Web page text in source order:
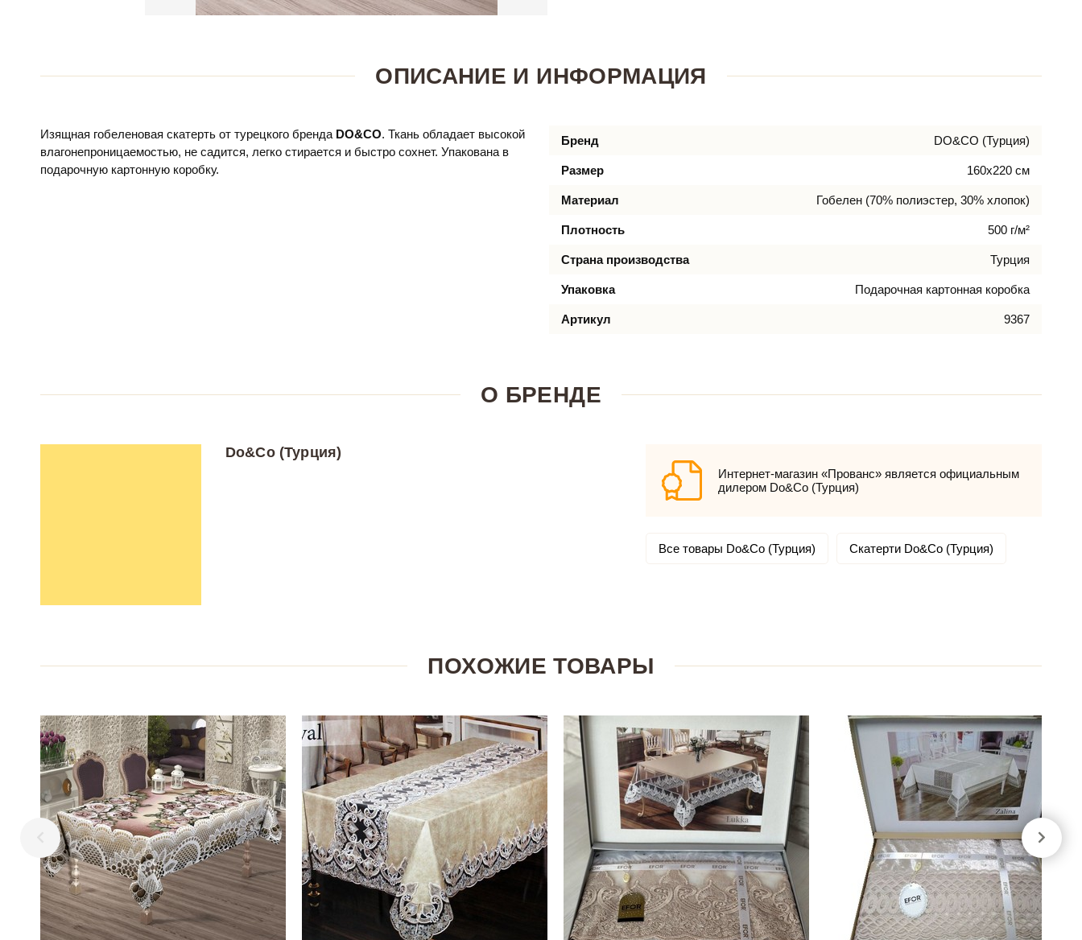
ОПИСАНИЕ И ИНФОРМАЦИЯ
Изящная гобеленовая скатерть от турецкого бренда DO&CO. Ткань обладает высокой
влагонепроницаемостью, не садится, легко стирается и быстро сохнет. Упакована в
подарочную картонную коробку.
Бренд DO&CO (Турция)
Размер 160х220 см
Материал Гобелен (70% полиэстер, 30% хлопок)
Плотность 500 г/м²
Страна производства Турция
Упаковка Подарочная картонная коробка
Артикул 9367
О БРЕНДЕ
Do&Co (Турция)
Интернет-магазин «Прованс» является официальным
дилером Do&Co (Турция)
Все товары Do&Co (Турция) Скатерти Do&Co (Турция)
ПОХОЖИЕ ТОВАРЫ